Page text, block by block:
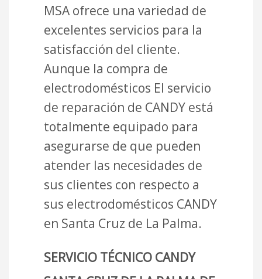
MSA ofrece una variedad de
excelentes servicios para la
satisfacción del cliente.
Aunque la compra de
electrodomésticos El servicio
de reparación de CANDY está
totalmente equipado para
asegurarse de que pueden
atender las necesidades de
sus clientes con respecto a
sus electrodomésticos CANDY
en Santa Cruz de La Palma.
SERVICIO TÉCNICO CANDY